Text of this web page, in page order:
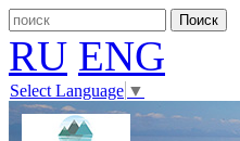
RU ENG
Select Language ▼